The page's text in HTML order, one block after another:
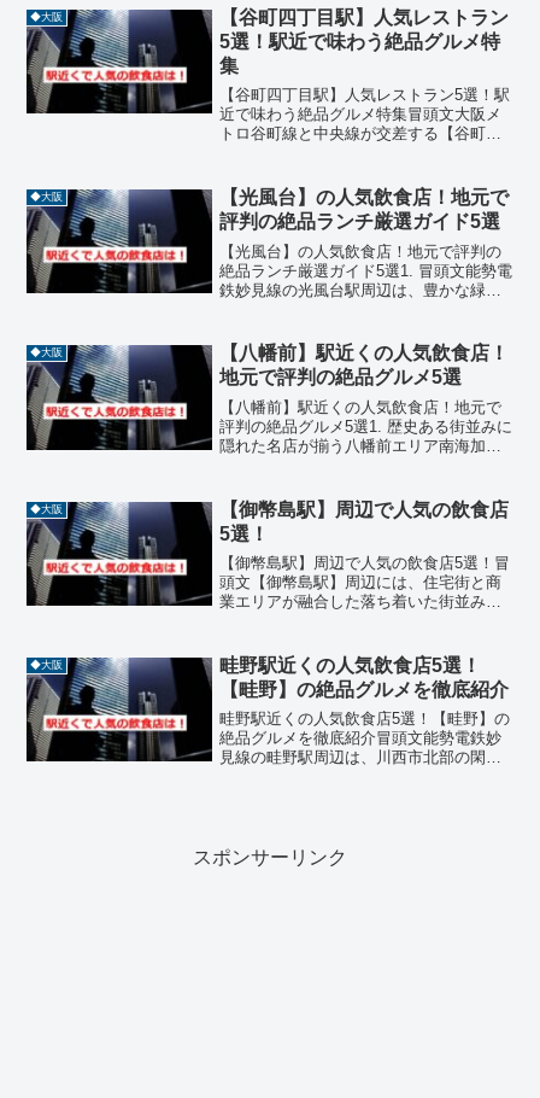
焼肉、ラーメンなど、ジャンルも豊富
で、地元の人々や観光客に...
◆大阪
【谷町四丁目駅】人気レストラン
5選！駅近で味わう絶品グルメ特
集
【谷町四丁目駅】人気レストラン5選！駅
近で味わう絶品グルメ特集冒頭文大阪メ
トロ谷町線と中央線が交差する【谷町四
ナーに便利な飲食店が豊富に揃うエリア
です。今回は、谷町四丁...
◆大阪
【光風台】の人気飲食店！地元で
評判の絶品ランチ厳選ガイド5選
【光風台】の人気飲食店！地元で評判の
絶品ランチ厳選ガイド5選1. 冒頭文能勢電
鉄妙見線の光風台駅周辺は、豊かな緑に
年親しまれてきたアットホームなお店
や、わざわざ遠方から...
◆大阪
【八幡前】駅近くの人気飲食店！
地元で評判の絶品グルメ5選
【八幡前】駅近くの人気飲食店！地元で
評判の絶品グルメ5選1. 歴史ある街並みに
隠れた名店が揃う八幡前エリア南海加太
いた住宅街の中にキラリと光る名店が点
在するエリアです。...
◆大阪
【御幣島駅】周辺で人気の飲食店
5選！
【御幣島駅】周辺で人気の飲食店5選！冒
頭文【御幣島駅】周辺には、住宅街と商
業エリアが融合した落ち着いた街並みの
洋食、喫茶店などジャンルも豊富で、ラ
ンチやディナーにぴった...
◆大阪
畦野駅近くの人気飲食店5選！
【畦野】の絶品グルメを徹底紹介
畦野駅近くの人気飲食店5選！【畦野】の
絶品グルメを徹底紹介冒頭文能勢電鉄妙
見線の畦野駅周辺は、川西市北部の閑静
スポンサーリンク